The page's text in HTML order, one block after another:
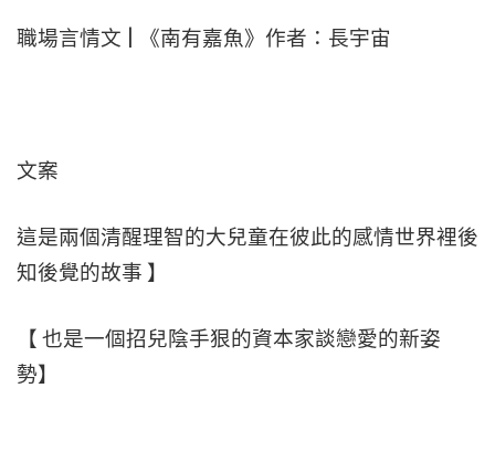
職場言情文 | 《南有嘉魚》作者：長宇宙
文案
這是兩個清醒理智的大兒童在彼此的感情世界裡後
知後覺的故事 】
【 也是一個招兒陰手狠的資本家談戀愛的新姿
勢】